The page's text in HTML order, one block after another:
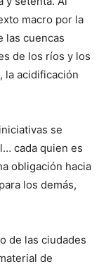
macro por la
las cuencas
de los ríos y los
la acidificación
se
cada quien es
obligación hacia
los demás,
de las ciudades
de